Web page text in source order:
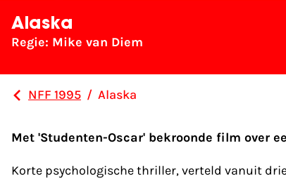
Alaska
Regie: Mike van Diem
NFF 1995 / Alaska
Met 'Studenten-Oscar' bekroonde film over
Korte psychologische thriller, verteld vanuit